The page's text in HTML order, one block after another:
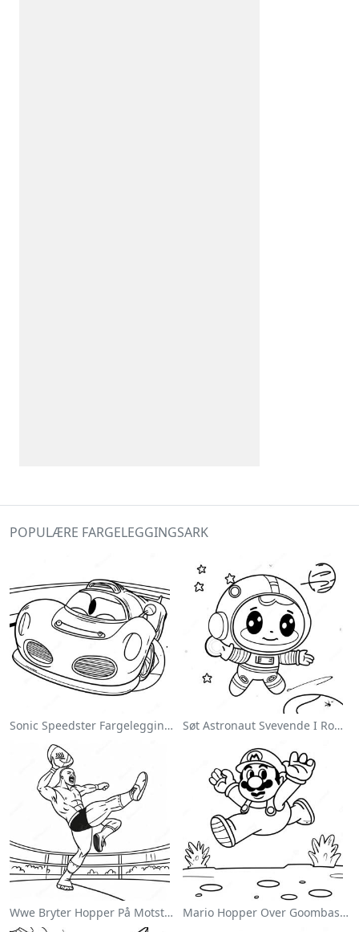
POPULÆRE FARGELEGGINGSARK
Sonic Speedster Fargeleggingsside Søt Astronaut Svevende I Rommet Fargeleggingsside
Wwe Bryter Hopper På Motstander Fargeleggingsside Mario Hopper Over Goombas Fargeleggingsside